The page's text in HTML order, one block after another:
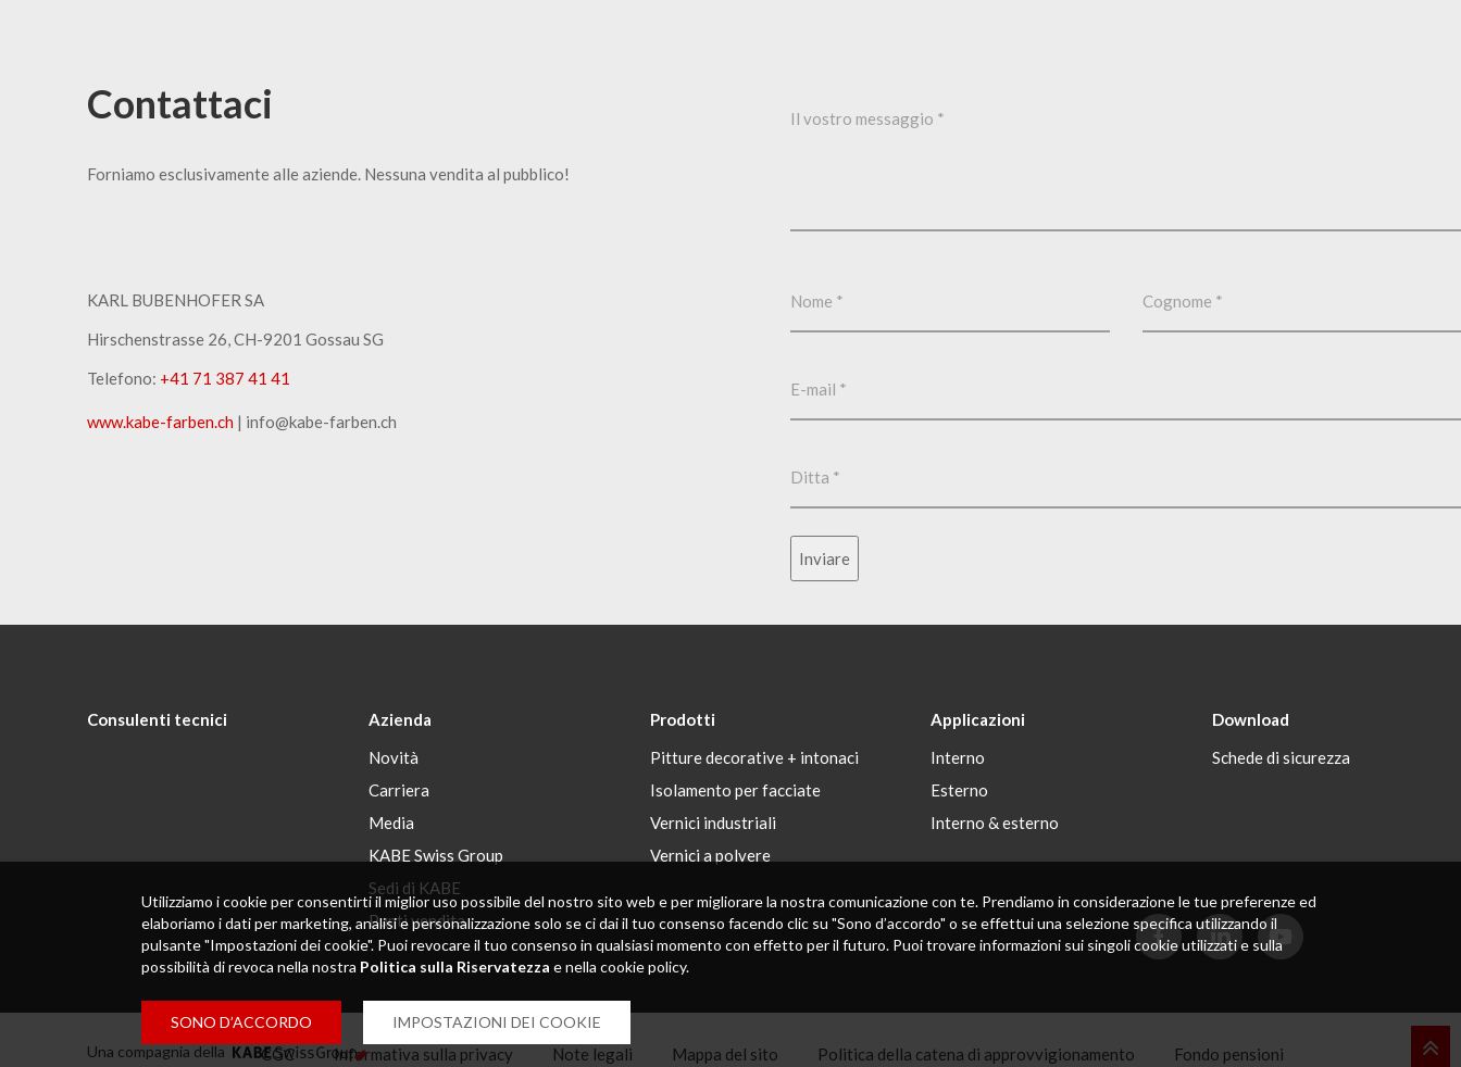
Contattaci
Forniamo esclusivamente alle aziende. Nessuna vendita al pubblico!
KARL BUBENHOFER SA
Hirschenstrasse 26, CH-9201 Gossau SG
Telefono: +41 71 387 41 41
www.kabe-farben.ch | info@kabe-farben.ch
Inviare
Consulenti tecnici
Azienda
Novità
Carriera
Media
KABE Swiss Group
Sedi di KABE
Punti vendita
Prodotti
Pitture decorative + intonaci
Isolamento per facciate
Vernici industriali
Vernici a polvere
Applicazioni
Interno
Esterno
Interno & esterno
Download
Schede di sicurezza
CGC Informativa sulla privacy Note legali Mappa del sito Politica della catena di approvvigionamento Fondo pensioni
Una compagnia della
Utilizziamo i cookie per consentirti il ​​miglior uso possibile del nostro sito web e per migliorare la nostra comunicazione con te. Prendiamo in considerazione le tue preferenze ed
elaboriamo i dati per marketing, analisi e personalizzazione solo se ci dai il tuo consenso facendo clic su "Sono d’accordo" o se effettui una selezione specifica utilizzando il
pulsante "Impostazioni dei cookie". Puoi revocare il tuo consenso in qualsiasi momento con effetto per il futuro. Puoi trovare informazioni sui singoli cookie utilizzati e sulla
possibilità di revoca nella nostra Politica sulla Riservatezza e nella cookie policy.
SONO D’ACCORDO IMPOSTAZIONI DEI COOKIE